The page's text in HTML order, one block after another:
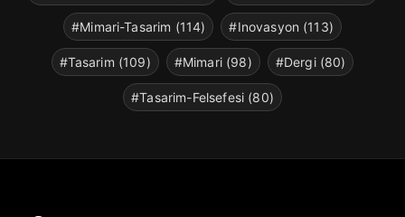
#Mimari-Tasarim (114) #Inovasyon (113)
#Tasarim (109) #Mimari (98) #Dergi (80)
#Tasarim-Felsefesi (80)